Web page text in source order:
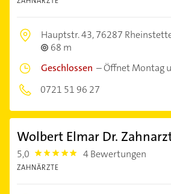
Hauptstr. 43,76287
68 m
Geschlossen –Öffnet Montag
0721 51 96 27
Wolbert Elmar Dr.
5,0 5.0 4 Bewertungen
ZAHNÄRZTE